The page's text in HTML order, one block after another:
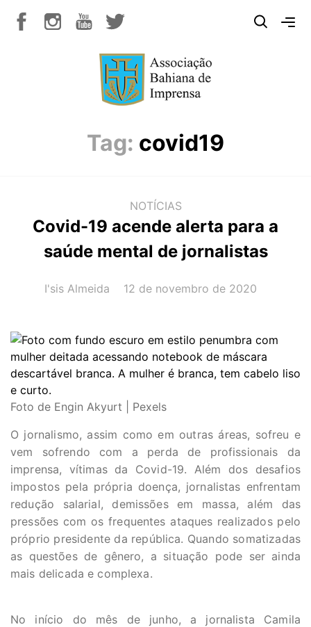
Tag: covid19
NOTÍCIAS
Covid-19 acende alerta para a
saúde mental de jornalistas
AUTOR(A):
I'sis Almeida DATA:
12 de novembro de 2020
Foto de Engin Akyurt | Pexels
O jornalismo, assim como em outras áreas, sofreu e
vem sofrendo com a perda de profissionais da
imprensa, vítimas da Covid-19. Além dos desafios
impostos pela própria doença, jornalistas enfrentam
redução salarial, demissões em massa, além das
pressões com os frequentes ataques realizados pelo
próprio presidente da república. Quando somatizadas
as questões de gênero, a situação pode ser ainda
mais delicada e complexa.
No início do mês de junho, a jornalista Camila